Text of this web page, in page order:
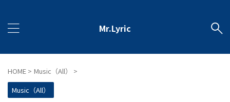
Mr.Lyric
HOME > Music（All）
>
Music（All）